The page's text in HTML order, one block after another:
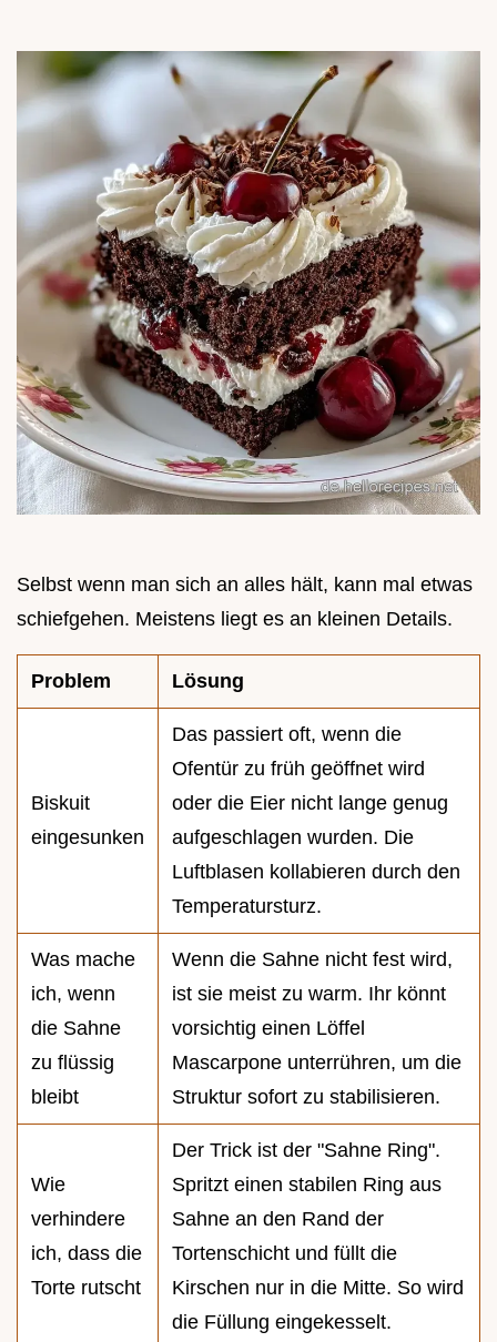
Selbst wenn man sich an alles hält, kann mal etwas
schiefgehen. Meistens liegt es an kleinen Details.
Problem Lösung
Biskuit
eingesunken
Das passiert oft, wenn die
Ofentür zu früh geöffnet wird
oder die Eier nicht lange genug
aufgeschlagen wurden. Die
Luftblasen kollabieren durch den
Temperatursturz.
Was mache
ich, wenn
die Sahne
zu flüssig
bleibt
Wenn die Sahne nicht fest wird,
ist sie meist zu warm. Ihr könnt
vorsichtig einen Löffel
Mascarpone unterrühren, um die
Struktur sofort zu stabilisieren.
Wie
verhindere
ich, dass die
Torte rutscht
Der Trick ist der "Sahne Ring".
Spritzt einen stabilen Ring aus
Sahne an den Rand der
Tortenschicht und füllt die
Kirschen nur in die Mitte. So wird
die Füllung eingekesselt.